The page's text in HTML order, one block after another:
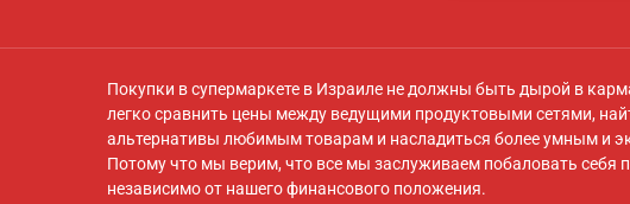
Покупки в супермаркете в Израиле не должны быть дырой в
легко сравнить цены между ведущими продуктовыми сетями,
альтернативы любимым товарам и насладиться более умным и
Потому что мы верим, что все мы заслуживаем побаловать себя
независимо от нашего финансового положения.